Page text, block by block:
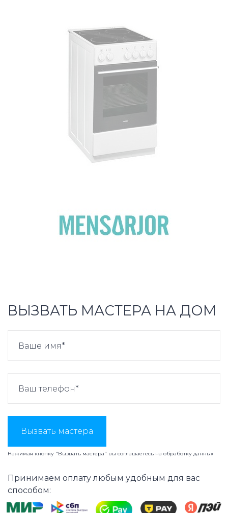
ВЫЗВАТЬ МАСТЕРА НА ДОМ
Вызвать мастера
Нажимая кнопку "Вызвать мастера" вы соглашаетесь на обработку данных
Принимаем оплату любым удобным для вас
способом: